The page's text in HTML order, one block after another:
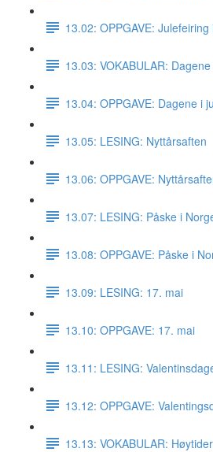
13.02: OPPGAVE:
13.03: VOKABULAR:
13.04: OPPGAVE: Dagene i
13.05: LESING: Nyttårsaften
13.06: OPPGAVE:
13.07: LESING: Påske i
13.08: OPPGAVE: Påske i
13.09: LESING: 17. mai
13.10: OPPGAVE: 17. mai
13.11: LESING:
13.12: OPPGAVE:
13.13: VOKABULAR: